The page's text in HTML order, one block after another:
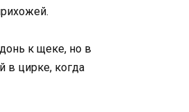
к щеке, но в
в цирке, когда